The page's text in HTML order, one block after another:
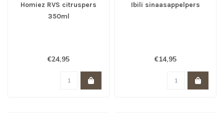
Homiez RVS citruspers
350ml
€24,95
Ibili sinaasappelpers
€14,95